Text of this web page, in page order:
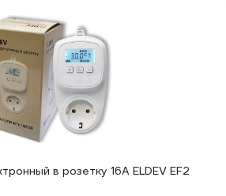
в розетку 16А ELDEV EF2